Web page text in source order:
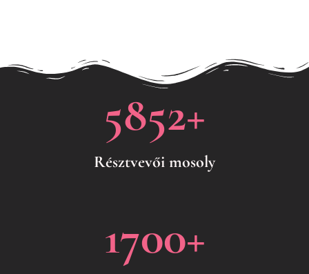
Résztvevői mosoly
5852+
1700+